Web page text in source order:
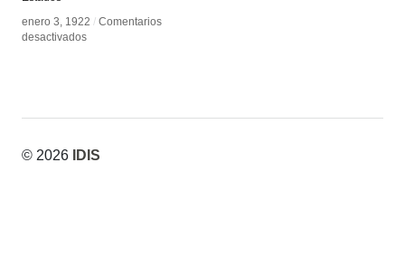
enero 3, 1922 / Comentarios
desactivadosen
enero 3, 1922 / Comentarios
desactivadosen
© 2026 IDIS